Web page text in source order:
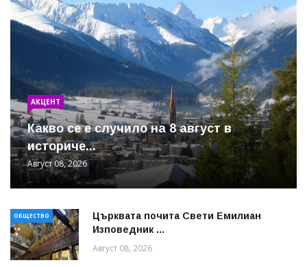
АКЦЕНТ
Какво се е случило на 8 август в
историче...
Август 08, 2026
ОБЩЕСТВО
Църквата почита Свeти Емилиан
Изповедник ...
Август 08, 2026